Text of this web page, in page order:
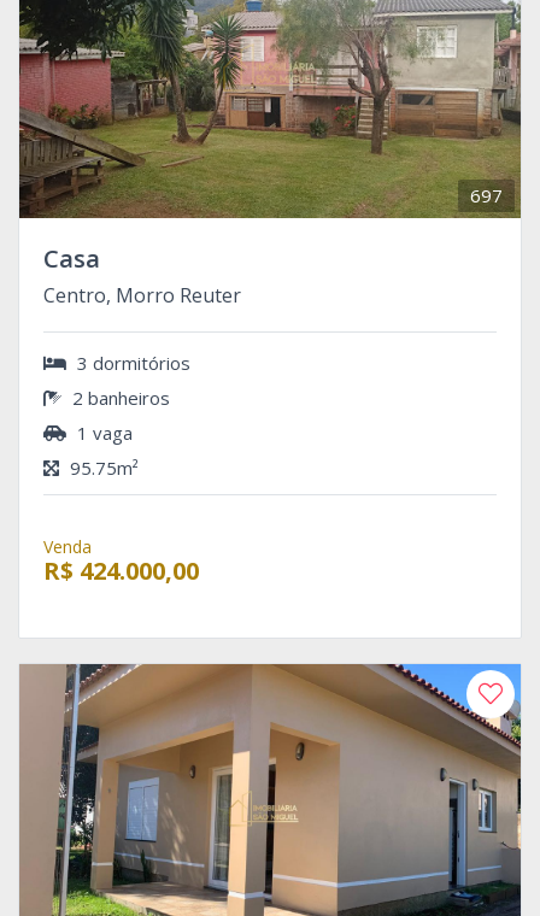
697
Casa
Centro, Morro Reuter
3 dormitórios
2 banheiros
1 vaga
95.75m²
Venda
R$ 424.000,00